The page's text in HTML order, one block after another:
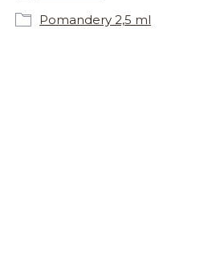
Pomandery 2,5 ml